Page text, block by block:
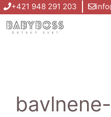
Preskočiť
na
obsah
+421 948 291 203